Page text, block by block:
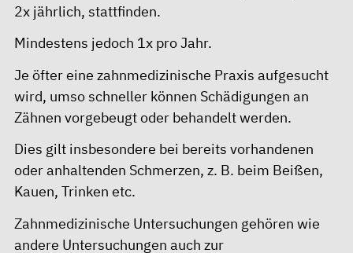
2x jährlich, stattfinden.
Mindestens jedoch 1x pro Jahr.
Je öfter eine zahnmedizinische Praxis aufgesucht
wird, umso schneller können Schädigungen an
Zähnen vorgebeugt oder behandelt werden.
Dies gilt insbesondere bei bereits vorhandenen
oder anhaltenden Schmerzen, z. B. beim Beißen,
Kauen, Trinken etc.
Zahnmedizinische Untersuchungen gehören wie
andere Untersuchungen auch zur